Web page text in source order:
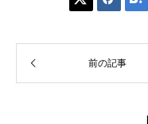
前の記事